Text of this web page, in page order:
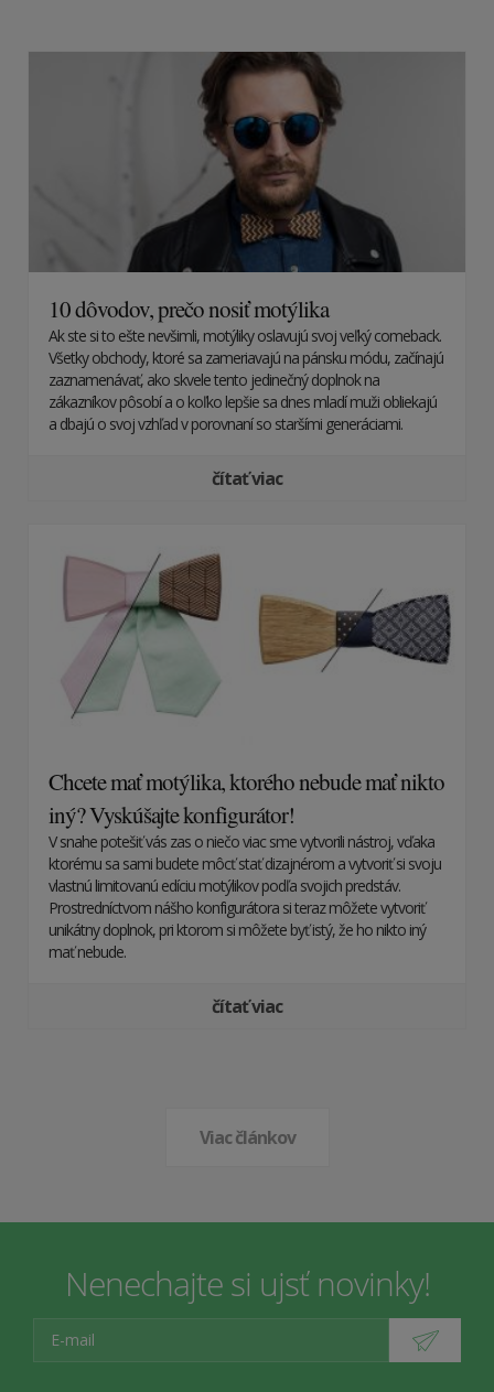
10 dôvodov, prečo nosiť motýlika
Ak ste si to ešte nevšimli, motýliky oslavujú svoj veľký comeback.
Všetky obchody, ktoré sa zameriavajú na pánsku módu, začínajú
zaznamenávať, ako skvele tento jedinečný doplnok na
zákazníkov pôsobí a o koľko lepšie sa dnes mladí muži obliekajú
a dbajú o svoj vzhľad v porovnaní so staršími generáciami.
čítať viac
Chcete mať motýlika, ktorého nebude mať nikto
iný? Vyskúšajte konfigurátor!
V snahe potešiť vás zas o niečo viac sme vytvorili nástroj, vďaka
ktorému sa sami budete môcť stať dizajnérom a vytvoriť si svoju
vlastnú limitovanú edíciu motýlikov podľa svojich predstáv.
Prostredníctvom nášho konfigurátora si teraz môžete vytvoriť
unikátny doplnok, pri ktorom si môžete byť istý, že ho nikto iný
mať nebude.
čítať viac
Viac článkov
Nenechajte si ujsť novinky!